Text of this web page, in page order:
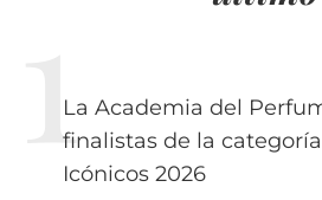
La Academia del
finalistas de la
Icónicos 2026